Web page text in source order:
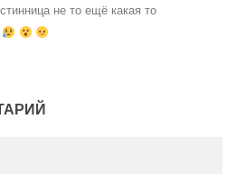
не то ещё какая то